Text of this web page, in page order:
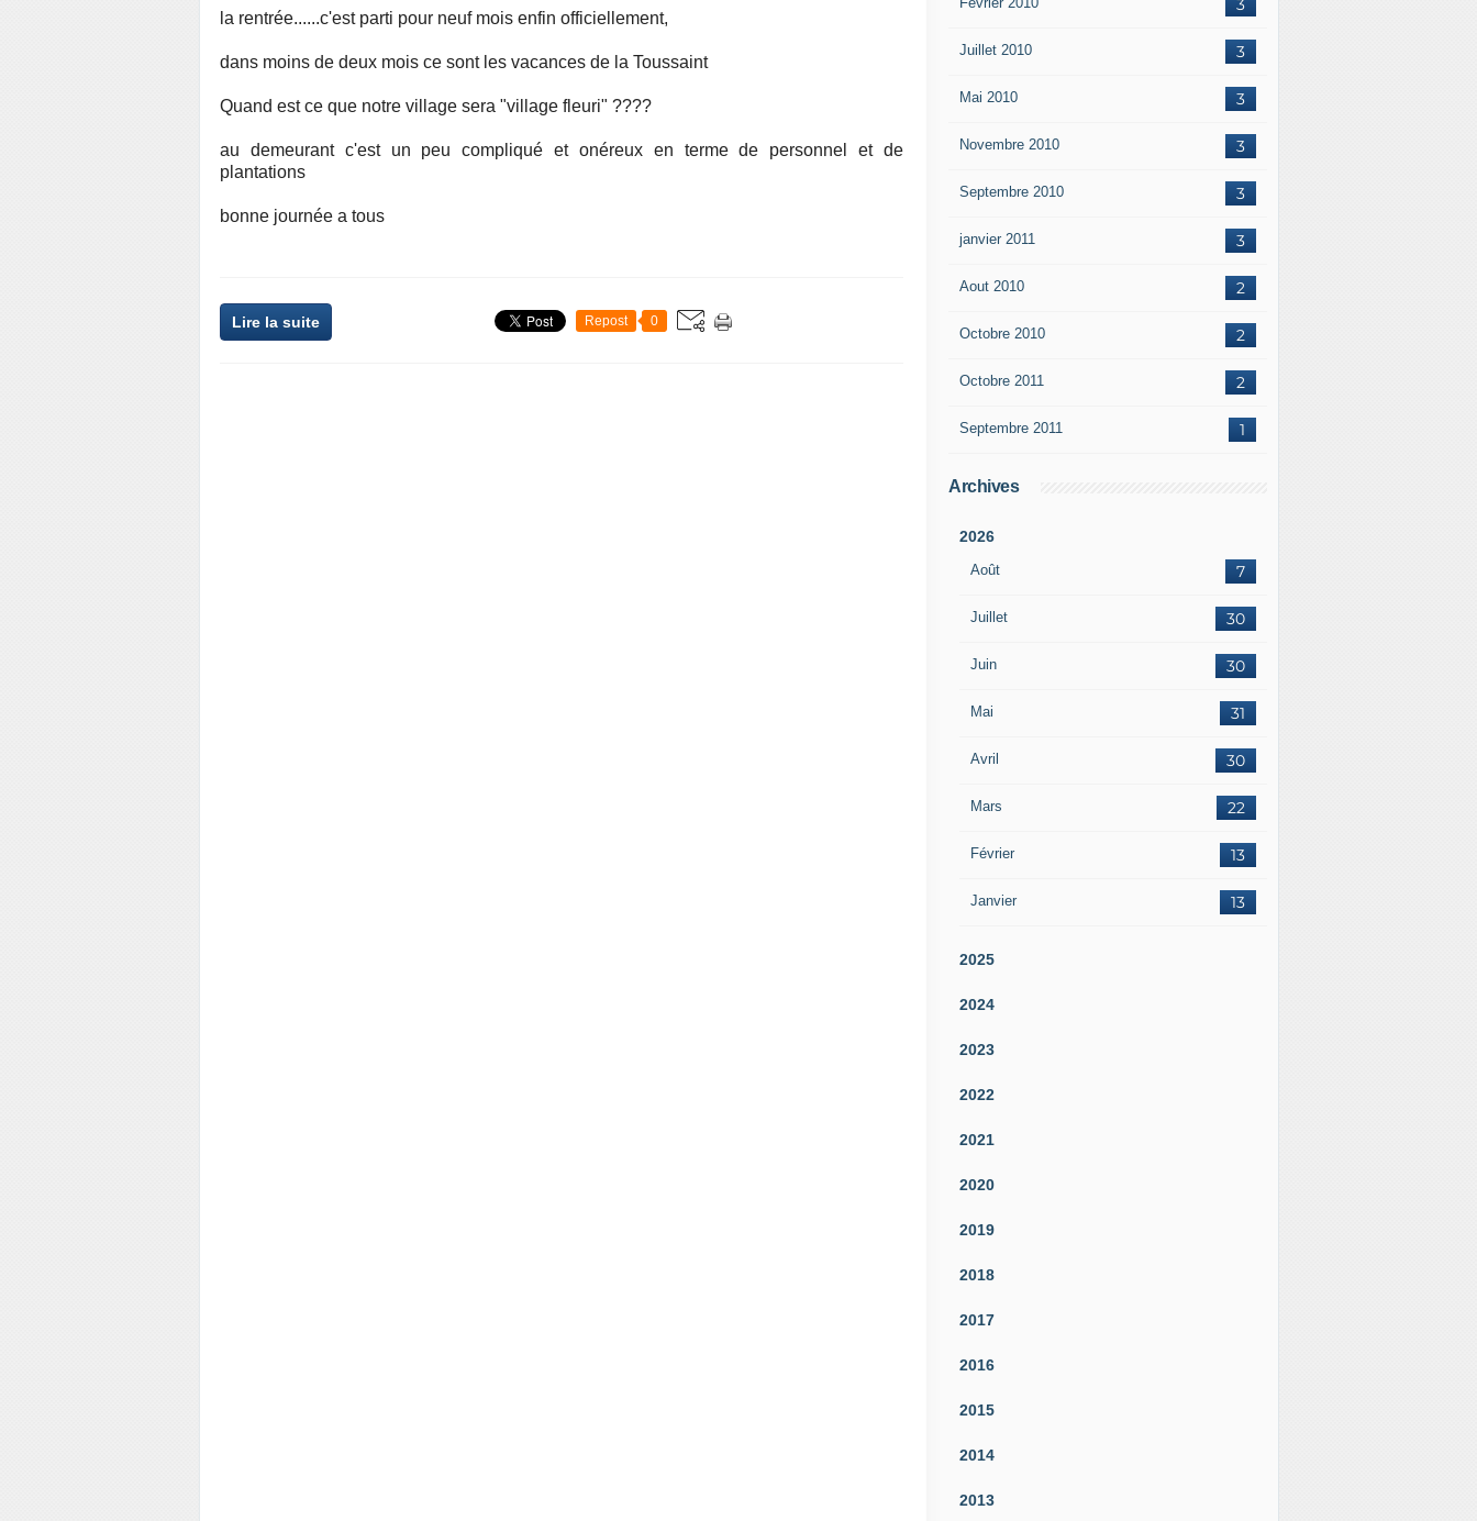
la rentrée......c'est parti pour neuf mois enfin officiellement,
dans moins de deux mois ce sont les vacances de la Toussaint
Quand est ce que notre village sera "village fleuri" ????
au demeurant c'est un peu compliqué et onéreux en terme de personnel et de
plantations
bonne journée a tous
Lire la suite Repost 0
3
Juillet 2010
3
Mai 2010
3
Novembre 2010
3
Septembre 2010
3
janvier 2011
2
Aout 2010
2
Octobre 2010
2
Octobre 2011
1
Septembre 2011
Archives
2026
Août 7
Juillet 30
Juin 30
Mai 31
Avril 30
Mars 22
Février 13
Janvier 13
2025
2024
2023
2022
2021
2020
2019
2018
2017
2016
2015
2014
2013